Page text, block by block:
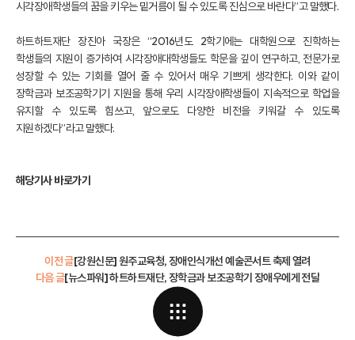
시각장애학생들의 꿈을 키우는 밑거름이 될 수 있도록 진심으로 바란다”고 말했다.
하트하트재단 장진아 국장은 “2016년도 2학기에는 대학원으로 진학하는
학생들의 지원이 증가하여 시각장애대학생들도 학문을 깊이 연구하고, 전문가로
성장할 수 있는 기회를 열어 줄 수 있어서 매우 기쁘게 생각한다. 이와 같이
장학금과 보조공학기기 지원을 통해 우리 시각장애학생들이 지속적으로 학업을
유지할 수 있도록 힘쓰고, 앞으로도 다양한 비전을 키워갈 수 있도록
지원하겠다”라고 말했다.
해당기사 바로가기
이전 글[강원신문] 원주교육청, 장애인식개선 예술콘서트 축제 열려
[뉴스파워] 하트하트재단, 장학금과 보조공학기 장애우에게 전달
다음 글